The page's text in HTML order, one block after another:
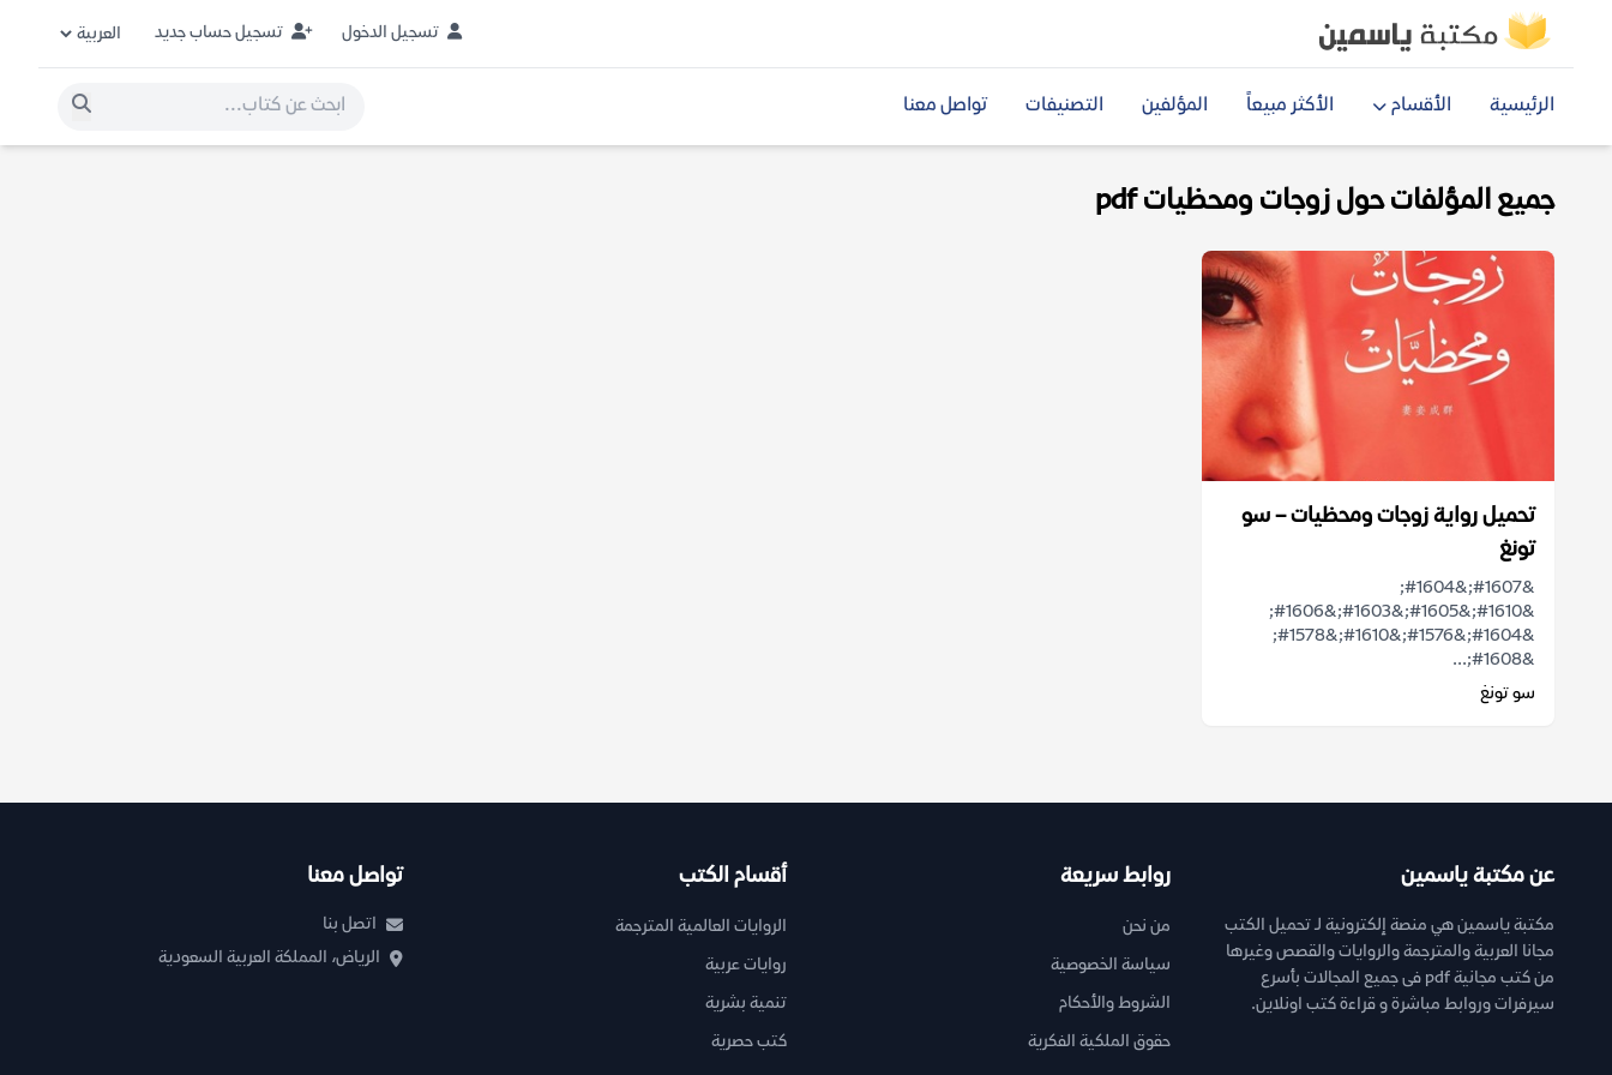
تسجيل الدخول تسجيل حساب جديد
الرئيسية الأقسام الأكثر مبيعاً المؤلفين التصنيفات تواصل معنا
جميع المؤلفات حول زوجات ومحظيات pdf
تحميل رواية زوجات ومحظيات – سو
تونغ
&#1607;&#1604;
&#1610;&#1605;&#1603;&#1606;
&#1604;&#1576;&#1610;&#1578;
&#1608;...
سو تونغ
عن مكتبة ياسمين
مكتبة ياسمين هي منصة إلكترونية لـ تحميل الكتب
مجانا العربية والمترجمة والروايات والقصص وغيرها
من كتب مجانية pdf فى جميع المجالات بأسرع
سيرفرات وروابط مباشرة و قراءة كتب اونلاين.
روابط سريعة
من نحن
سياسة الخصوصية
الشروط والأحكام
حقوق الملكية الفكرية
أقسام الكتب
الروايات العالمية المترجمة
روايات عربية
تنمية بشرية
كتب حصرية
تواصل معنا
اتصل بنا
الرياض، المملكة العربية السعودية